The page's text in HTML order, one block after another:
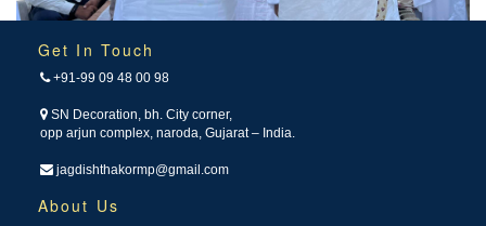
Get In Touch
+91-99 09 48 00 98
SN Decoration, bh. City corner,
opp arjun complex, naroda, Gujarat – India.
jagdishthakormp@gmail.com
About Us